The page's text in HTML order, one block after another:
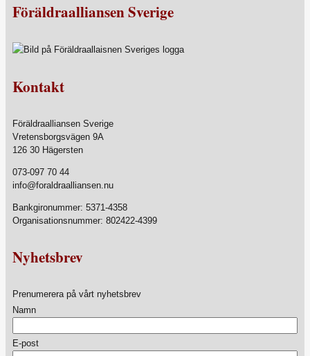
Föräldraalliansen Sverige
Kontakt
Föräldraalliansen Sverige
Vretensborgsvägen 9A
126 30 Hägersten
073-097 70 44
info@foraldraalliansen.nu
Bankgironummer: 5371-4358
Organisationsnummer: 802422-4399
Nyhetsbrev
Prenumerera på vårt nyhetsbrev
Namn
E-post